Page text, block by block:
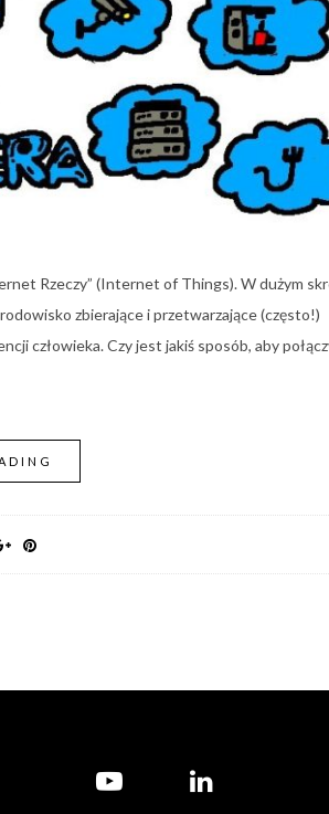
Rzeczy” (Internet of Things). W dużym
zbierające i przetwarzające (często!)
człowieka. Czy jest jakiś sposób, aby